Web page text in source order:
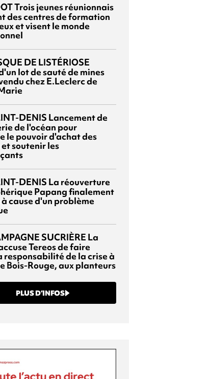
Trois jeunes réunionnais
des centres de formation
et visent le monde
DE LISTÉRIOSE
lot de sauté de mines
chez E.Leclerc de
DENIS Lancement de
de l'océan pour
le pouvoir d'achat des
soutenir les
DENIS La réouverture
Papang finalement
cause d'un problème
SUCRIÈRE La
Tereos de faire
responsabilité de la crise à
Bois-Rouge, aux planteurs
PLUS D’INFOS